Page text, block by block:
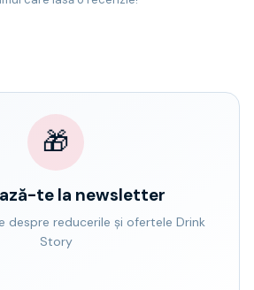
🎁
te la newsletter
despre reducerile și ofertele Drink
Story